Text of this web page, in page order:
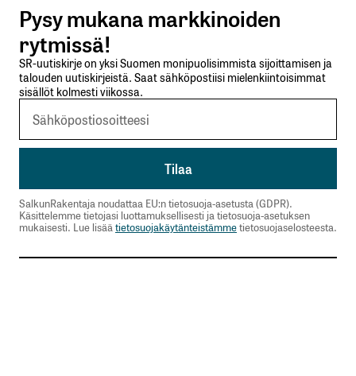
Lähetä kommentti
Pysy mukana markkinoiden
rytmissä!
SR-uutiskirje on yksi Suomen monipuolisimmista sijoittamisen ja
talouden uutiskirjeistä. Saat sähköpostiisi mielenkiintoisimmat
sisällöt kolmesti viikossa.
SalkunRakentaja noudattaa EU:n tietosuoja-asetusta (GDPR).
Käsittelemme tietojasi luottamuksellisesti ja tietosuoja-asetuksen
mukaisesti. Lue lisää tietosuojakäytänteistämmetietosuojaselosteesta.